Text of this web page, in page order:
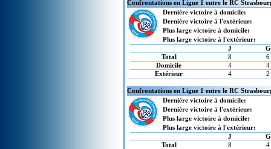
Confrontations en Ligue 1 entre le RC
Dernière victoire à domicile:
Dernière victoire à l'extérieur:
Plus large victoire à domicile:
Plus large victoire à l'extérieur:
J
G
Total
8
6
Domicile
4
4
Extérieur
4 2
Confrontations en Ligue 1 entre le RC
Dernière victoire à domicile:
Dernière victoire à l'extérieur:
Plus large victoire à domicile:
Plus large victoire à l'extérieur:
J
G
Total
8
4